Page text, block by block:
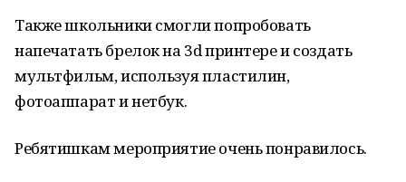
Также школьники смогли попробовать
напечатать брелок на 3d принтере и создать
мультфильм, используя пластилин,
фотоаппарат и нетбук.
Ребятишкам мероприятие очень понравилось.